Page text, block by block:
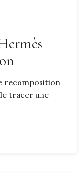
recomposition,
tracer une